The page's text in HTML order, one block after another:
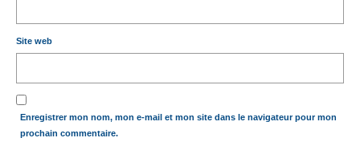
Site web
Enregistrer mon nom, mon e-mail et mon site dans le navigateur pour mon
prochain commentaire.